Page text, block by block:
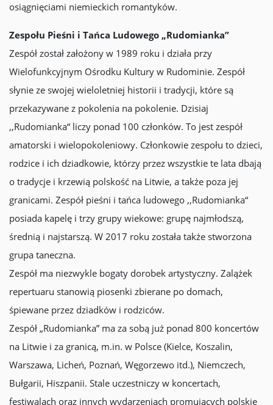
osiągnięciami niemieckich romantyków.
Zespołu Pieśni i Tańca Ludowego „Rudomianka”
Zespół został założony w 1989 roku i działa przy
Wielofunkcyjnym Ośrodku Kultury w Rudominie. Zespół
słynie ze swojej wieloletniej historii i tradycji, które są
przekazywane z pokolenia na pokolenie. Dzisiaj
,,Rudomianka“ liczy ponad 100 członków. To jest zespół
amatorski i wielopokoleniowy. Członkowie zespołu to dzieci,
rodzice i ich dziadkowie, którzy przez wszystkie te lata dbają
o tradycje i krzewią polskość na Litwie, a także poza jej
granicami. Zespół pieśni i tańca ludowego ,,Rudomianka“
posiada kapelę i trzy grupy wiekowe: grupę najmłodszą,
średnią i najstarszą. W 2017 roku została także stworzona
grupa taneczna.
Zespół ma niezwykle bogaty dorobek artystyczny. Zalążek
repertuaru stanowią piosenki zbierane po domach,
śpiewane przez dziadków i rodziców.
Zespół „Rudomianka” ma za sobą już ponad 800 koncertów
na Litwie i za granicą, m.in. w Polsce (Kielce, Koszalin,
Warszawa, Licheń, Poznań, Węgorzewo itd.), Niemczech,
Bułgarii, Hiszpanii. Stale uczestniczy w koncertach,
festiwalach oraz innych wydarzeniach promujących polskie